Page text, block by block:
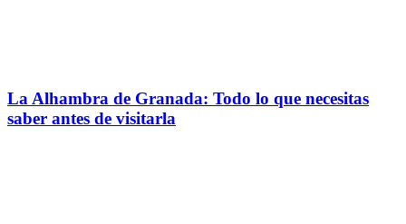
La Alhambra de Granada: Todo lo que necesitas
saber antes de visitarla